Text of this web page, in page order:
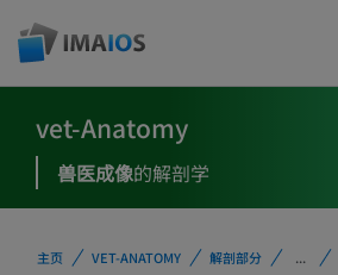
vet-Anatomy
兽医成像的解剖学
主页 VET-ANATOMY 解剖部分 ...